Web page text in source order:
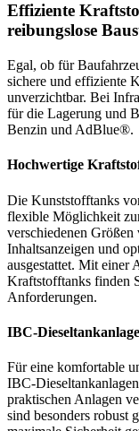
Effiziente
reibungslose
Egal, ob für
sichere und effiziente
unverzichtbar. Bei
für die Lagerung und
Benzin und AdBlue®.
Hochwertige
Die Kunststofftanks
flexible Möglichkeit
verschiedenen
Inhaltsanzeigen und
ausgestattet. Mit einer
Kraftstofftanks finden
Anforderungen.
IBC-
Für eine komfortable
IBC-
praktischen Anlagen
sind besonders robust